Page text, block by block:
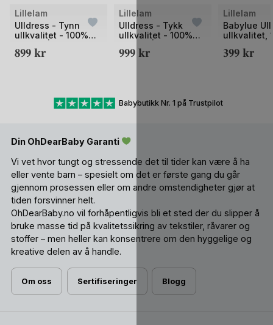
Lillelam
Ulldress - Tynn
ullkvalitet - 100%
Sparkedress Tynn
899 kr
Lillelam
Ulldress - Tykk
ullkvalitet - 100%
Sparkedress Classic
999 kr
Lillelam
Babylue
ullkvalitet,
Classic
399 kr
Babybutikk Nr. 1 på Trustpilot
Din OhDearBaby Garanti
Vi vet hvor tungt og stressende det til tider kan være å ha
eller vente barn – spesielt om det er første gang du går
gjennom prosessen eller om andre omstendigheter gjør at
tiden forsvinner helt.
OhDearBaby.no vil forhåpentligvis bli et sted der du slipper å
bruke masse tid på kvalitetssikring av tekstiler, råvarer og
stoffer – men heller kan konsentrere om den hyggelige og
kreative delen av å handle.
Om oss Sertifiseringer Blogg